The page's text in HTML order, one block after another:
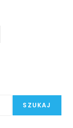
SZUKAJ